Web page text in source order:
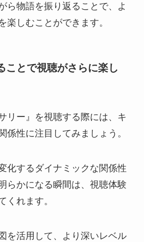
ら物語を振り返ることで、よ
楽しむことができます。
ことで視聴がさらに楽し
リー』を視聴する際には、キ
係性に注目してみましょう。
化するダイナミックな関係性
らかになる瞬間は、視聴体験
くれます。
を活用して、より深いレベル